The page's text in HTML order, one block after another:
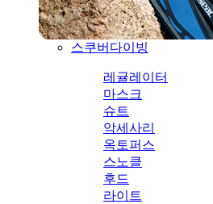
스쿠버다이빙
레귤레이터
마스크
슈트
악세사리
옥토퍼스
스노클
후드
라이트